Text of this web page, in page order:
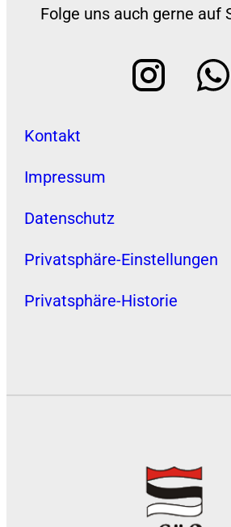
Folge uns auch gerne auf
Kontakt
Impressum
Datenschutz
Privatsphäre-Einstellungen
Privatsphäre-Historie